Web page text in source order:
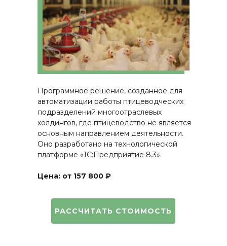
Программное решение, созданное для
автоматизации работы птицеводческих
подразделений многоотраслевых
холдингов, где птицеводство не является
основным направлением деятельности.
Оно разработано на технологической
платформе «1С:Предприятие 8.3».
Цена: от 157 800 ₽
РАССЧИТАТЬ СТОИМОСТЬ